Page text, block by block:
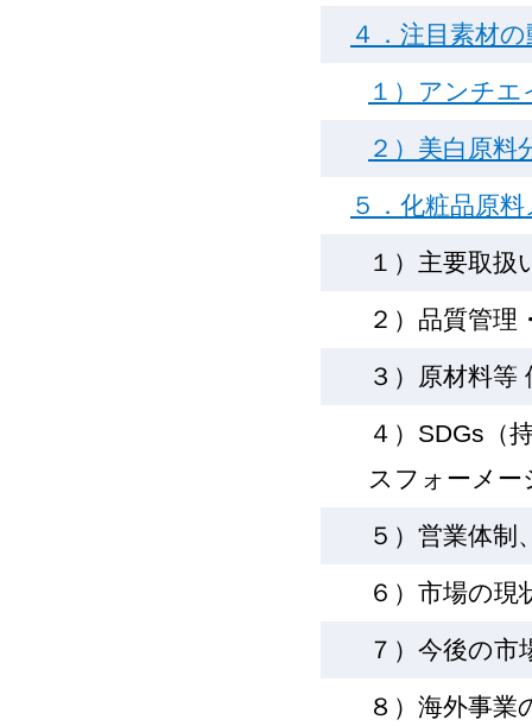
４．注目素材
１）アンチ
２）美白原料
５．化粧品原
１）主要取扱
２）品質管理
３）原材料等
４）SDGs（
スフォーメー
５）営業体
６）市場の現
７）今後の市
８）海外事業